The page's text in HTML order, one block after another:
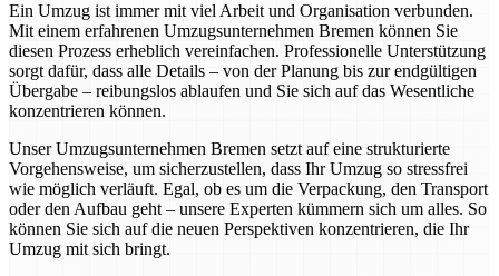
Ein Umzug ist immer mit viel Arbeit und Organisation verbunden.
Mit einem erfahrenen Umzugsunternehmen Bremen können Sie
diesen Prozess erheblich vereinfachen. Professionelle Unterstützung
sorgt dafür, dass alle Details – von der Planung bis zur endgültigen
Übergabe – reibungslos ablaufen und Sie sich auf das Wesentliche
konzentrieren können.
Unser Umzugsunternehmen Bremen setzt auf eine strukturierte
Vorgehensweise, um sicherzustellen, dass Ihr Umzug so stressfrei
wie möglich verläuft. Egal, ob es um die Verpackung, den Transport
oder den Aufbau geht – unsere Experten kümmern sich um alles. So
können Sie sich auf die neuen Perspektiven konzentrieren, die Ihr
Umzug mit sich bringt.